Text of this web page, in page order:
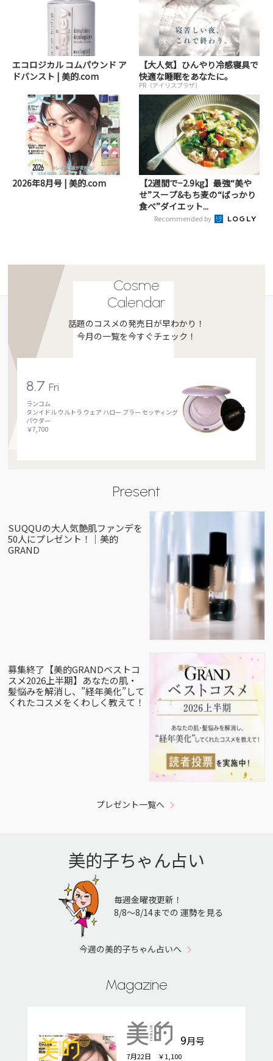
エコロジカル コムパウンド ア
ドバンスト | 美的.com
【大人気】ひんやり冷感寝具で
快適な睡眠をあなたに。
PR（アイリスプラザ）
2026年8月号 | 美的.com
【2週間で−2.9kg】最強“美や
せ”スープ&もち麦の“ばっかり
食べ”ダイエット...
Recommended by
Cosme
Calendar
話題のコスメの発売日が早わかり！
今月の一覧を今すぐチェック！
8.7Fri
ランコム
タンイドル ウルトラ ウェア ハロー ブラー セッティング
パウダー
￥7,700
Present
SUQQUの大人気艶肌ファンデを
50人にプレゼント！｜美的
GRAND
募集終了【美的GRANDベストコ
スメ2026上半期】あなたの肌・
髪悩みを解消し、”経年美化”して
くれたコスメをくわしく教えて！
プレゼント一覧へ
美的子ちゃん占い
毎週金曜夜更新！
8/8〜8/14までの 運勢を見る
今週の美的子ちゃん占いへ
Magazine
9月号
7月22日 ￥1,100